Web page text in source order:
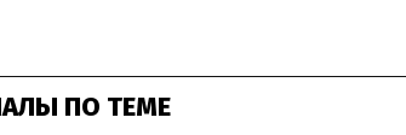
ПО ТЕМЕ